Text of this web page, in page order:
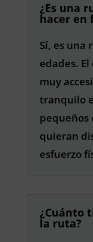
¿Es una
hacer en
Sí, es una
edades.
muy
tranquilo
pequeños
quieran
esfuerzo
¿Cuánto
la ruta?